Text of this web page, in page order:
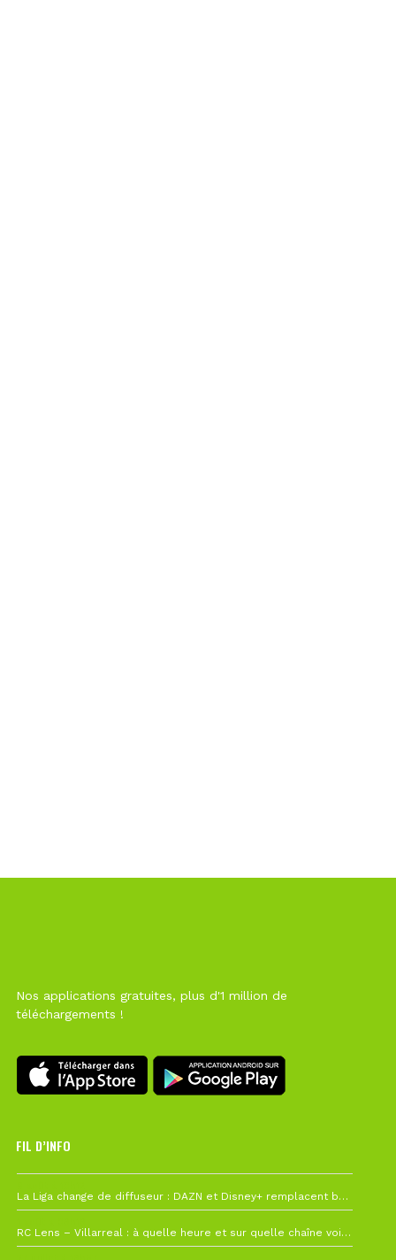
Nos applications gratuites, plus d'1 million de
téléchargements !
FIL D’INFO
La Liga change de diffuseur : DAZN et Disney+ remplacent beIN Sports !
RC Lens – Villarreal : à quelle heure et sur quelle chaîne voir la finale de la Como Cup ?